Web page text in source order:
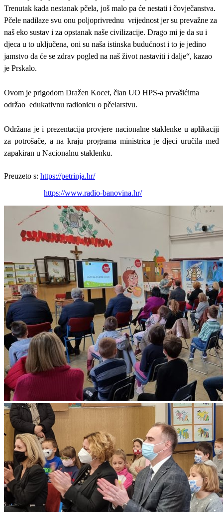
Trenutak kada nestanak pčela, još malo pa će nestati i čovječanstva.
Pčele nadilaze svu onu poljoprivrednu vrijednost jer su prevažne za
naš eko sustav i za opstanak naše civilizacije. Drago mi je da su i
djeca u to uključena, oni su naša istinska budućnost i to je jedino
jamstvo da će se zdrav pogled na naš život nastaviti i dalje“, kazao
je Prskalo.
Ovom je prigodom Dražen Kocet, član UO HPS-a prvašićima
održao edukativnu radionicu o pčelarstvu.
Održana je i prezentacija provjere nacionalne staklenke u aplikaciji
za potrošače, a na kraju programa ministrica je djeci uručila med
zapakiran u Nacionalnu staklenku.
Preuzeto s: https://petrinja.hr/
https://www.radio-banovina.hr/